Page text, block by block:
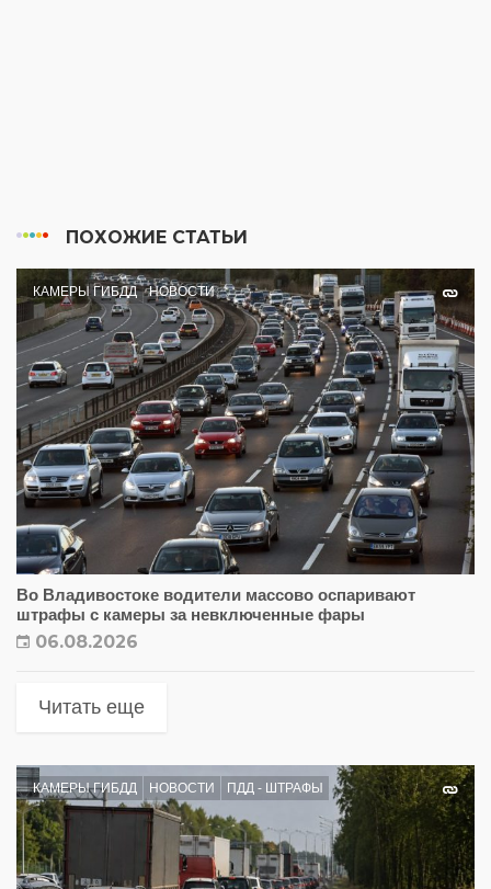
ПОХОЖИЕ СТАТЬИ
КАМЕРЫ ГИБДД НОВОСТИ
Во Владивостоке водители массово оспаривают
штрафы с камеры за невключенные фары
06.08.2026
Читать еще
КАМЕРЫ ГИБДД НОВОСТИ ПДД - ШТРАФЫ